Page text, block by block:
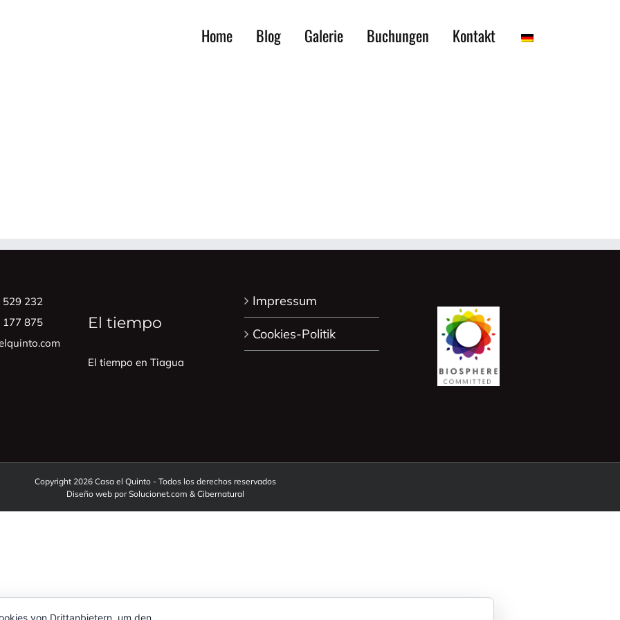
Home Blog Galerie Buchungen Kontakt
529 232
177 875
El tiempo
El tiempo en Tiagua
Impressum
Cookies-Politik
Copyright 2026 Casa el Quinto - Todos los derechos reservados
Diseño web porSolucionet.com & Cibernatural
von Drittanbietern, um den